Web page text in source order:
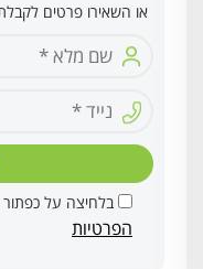
או השאירו פרטים
בלחיצה על
הפרטיות